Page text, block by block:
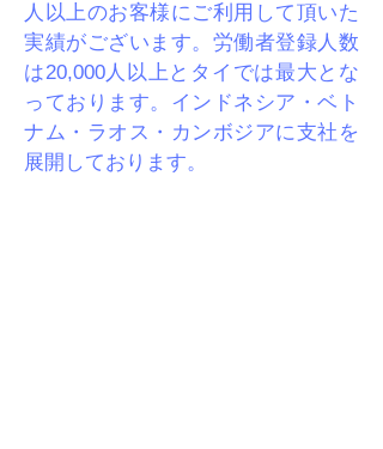
人以上のお客様にご利用して頂いた
実績がございます。労働者登録人数
は20,000人以上とタイでは最大とな
っております。インドネシア・ベト
ナム・ラオス・カンボジアに支社を
展開しております。